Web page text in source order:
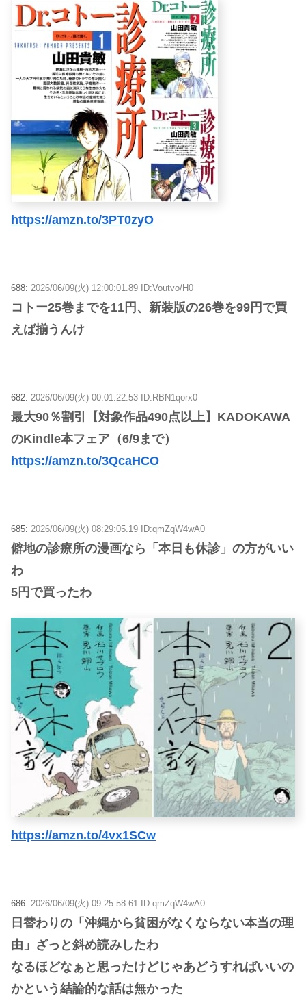
https://amzn.to/3PT0zyO
688: 2026/06/09(火) 12:00:01.89 ID:Voutvo/H0
コトー25巻までを11円、新装版の26巻を99円で買
えば揃うんけ
682: 2026/06/09(火) 00:01:22.53 ID:RBN1qorx0
最大90％割引【対象作品490点以上】KADOKAWA
のKindle本フェア（6/9まで）
https://amzn.to/3QcaHCO
685: 2026/06/09(火) 08:29:05.19 ID:qmZqW4wA0
僻地の診療所の漫画なら「本日も休診」の方がいい
わ
5円で買ったわ
https://amzn.to/4vx1SCw
686: 2026/06/09(火) 09:25:58.61 ID:qmZqW4wA0
日替わりの「沖縄から貧困がなくならない本当の理
由」ざっと斜め読みしたわ
なるほどなぁと思ったけどじゃあどうすればいいの
かという結論的な話は無かった